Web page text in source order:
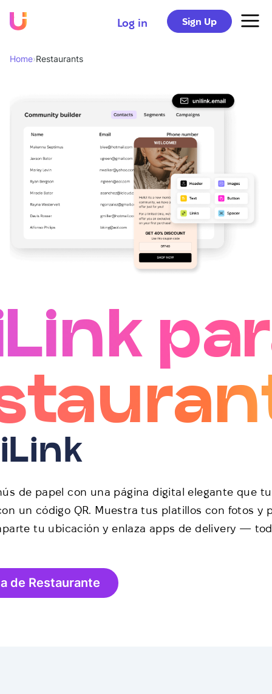
Log in Sign Up
Home›Restaurants
de papel con una página digital elegante que
un código QR. Muestra tus platillos con fotos y
tu ubicación y enlaza apps de delivery —
de Restaurante